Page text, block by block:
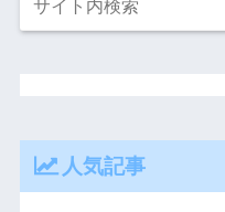
人気記事